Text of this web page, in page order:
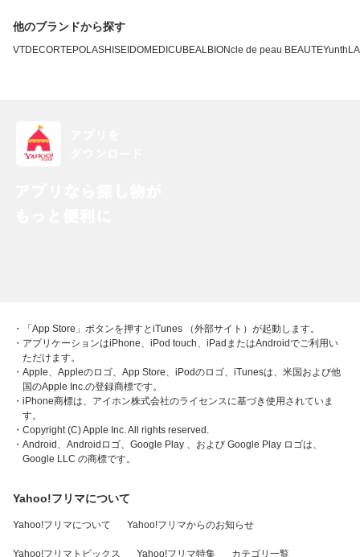
他のブランドから探す
VTDECORTEPOLASHISEIDOMEDICUBEALBIONcle de peau BEAUTEYunth
・「App Store」ボタンを押すとiTunes （外部サイト）が起動します。
・アプリケーションはiPhone、iPod touch、iPadまたはAndroidでご利用い
ただけます。
・Apple、Appleのロゴ、App Store、iPodのロゴ、iTunesは、米国および他
国のApple Inc.の登録商標です。
・iPhone商標は、アイホン株式会社のライセンスに基づき使用されていま
す。
・Copyright (C) Apple Inc. All rights reserved.
・Android、Androidロゴ、Google Play 、および Google Play ロゴは、
Google LLC の商標です。
Yahoo!フリマについて
Yahoo!フリマについて Yahoo!フリマからのお知らせ
Yahoo!フリマトピックス Yahoo!フリマ特集 カテゴリ一覧